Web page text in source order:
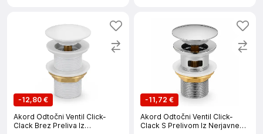
-12,80 €
Akord Odtočni Ventil Click-
Clack Brez Preliva Iz
-11,72 €
Akord Odtočni Ventil Click-
Clack S Prelivom Iz Nerjavnega